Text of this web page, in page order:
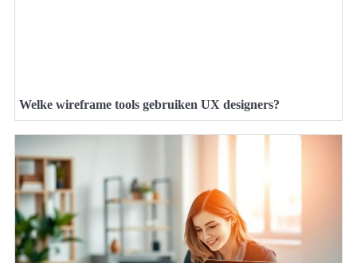
Welke wireframe tools gebruiken UX designers?